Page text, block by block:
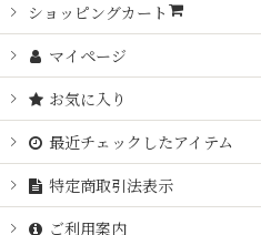
ショッピングカート
マイページ
お気に入り
最近チェックしたアイテム
特定商取引法表示
ご利用案内